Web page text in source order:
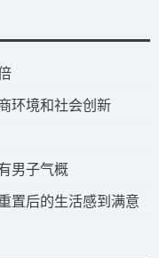
环境和社会创新
男子气概
置后的生活感到满意